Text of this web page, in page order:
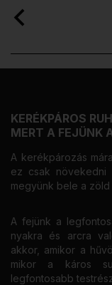
KERÉKPÁROS
MERT A FEJÜNK
A kerékpározás
ez csak növekedni
megyünk bele a
A fejünk a
nyakra és arcra
akkor, amikor a
mikor a káros
legfontosabb